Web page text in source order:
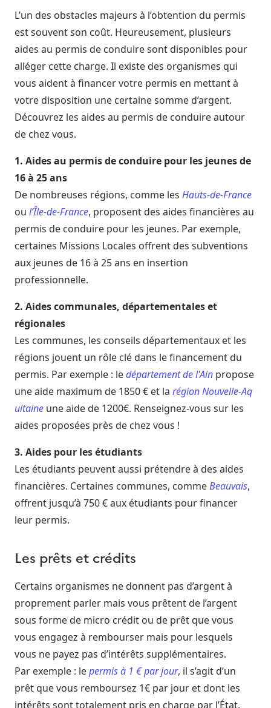
L’un des obstacles majeurs à l’obtention du permis
est souvent son coût. Heureusement, plusieurs
aides au permis de conduire sont disponibles pour
alléger cette charge. Il existe des organismes qui
vous aident à financer votre permis en mettant à
votre disposition une certaine somme d’argent.
Découvrez les aides au permis de conduire autour
de chez vous.
1. Aides au permis de conduire pour les jeunes de
16 à 25 ans
De nombreuses régions, comme les Hauts-de-France
ou l’Île-de-France, proposent des aides financières au
permis de conduire pour les jeunes. Par exemple,
certaines Missions Locales offrent des subventions
aux jeunes de 16 à 25 ans en insertion
professionnelle.
2. Aides communales, départementales et
régionales
Les communes, les conseils départementaux et les
régions jouent un rôle clé dans le financement du
permis. Par exemple : ledépartement de l'Ain propose
une aide maximum de 1850 € et la région Nouvelle-Aq
uitaine une aide de 1200€. Renseignez-vous sur les
aides proposées près de chez vous !
3. Aides pour les étudiants
Les étudiants peuvent aussi prétendre à des aides
financières. Certaines communes, commeBeauvais,
offrent jusqu’à 750 € aux étudiants pour financer
leur permis.
Les prêts et crédits
Certains organismes ne donnent pas d’argent à
proprement parler mais vous prêtent de l’argent
sous forme de micro crédit ou de prêt que vous
vous engagez à rembourser mais pour lesquels
vous ne payez pas d’intérêts supplémentaires.
Par exemple : lepermis à 1 € par jour, il s’agit d’un
prêt que vous remboursez 1€ par jour et dont les
intérêts sont totalement pris en charge par l’État.